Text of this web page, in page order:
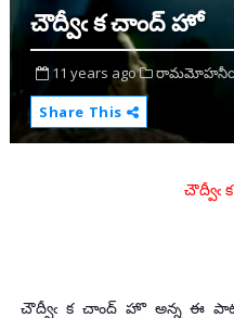
చౌద్వీఁ క చాంద్ హో
11 years ago
Share This
చౌద్వీఁ
చౌద్వీఁ క చాంద్ హొ అన్న ఈ పాటలొ